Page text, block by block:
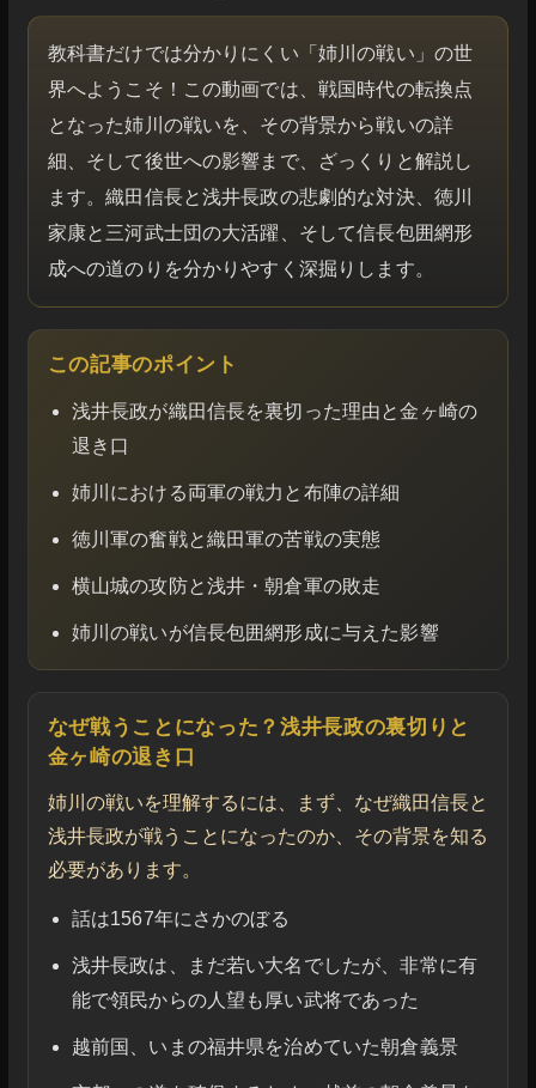
教科書だけでは分かりにくい「姉川の戦い」の世
界へようこそ！この動画では、戦国時代の転換点
となった姉川の戦いを、その背景から戦いの詳
細、そして後世への影響まで、ざっくりと解説し
ます。織田信長と浅井長政の悲劇的な対決、徳川
家康と三河武士団の大活躍、そして信長包囲網形
成への道のりを分かりやすく深掘りします。
この記事のポイント
浅井長政が織田信長を裏切った理由と金ヶ崎の
退き口
姉川における両軍の戦力と布陣の詳細
徳川軍の奮戦と織田軍の苦戦の実態
横山城の攻防と浅井・朝倉軍の敗走
姉川の戦いが信長包囲網形成に与えた影響
なぜ戦うことになった？浅井長政の裏切りと
金ヶ崎の退き口
姉川の戦いを理解するには、まず、なぜ織田信長と
浅井長政が戦うことになったのか、その背景を知る
必要があります。
話は1567年にさかのぼる
浅井長政は、まだ若い大名でしたが、非常に有
能で領民からの人望も厚い武将であった
越前国、いまの福井県を治めていた朝倉義景